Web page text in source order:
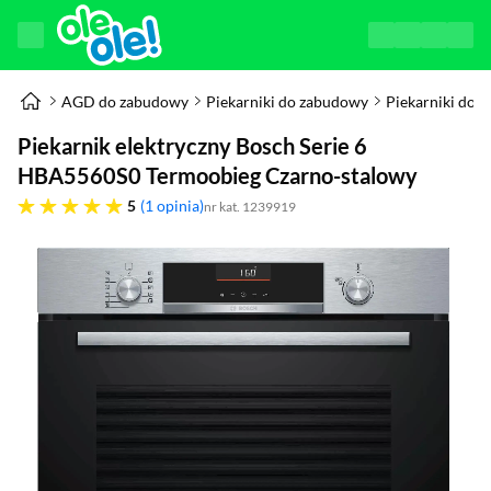
AGD do zabudowy Piekarniki do zabudowy Piekarniki do
Piekarnik elektryczny Bosch Serie 6
HBA5560S0 Termoobieg Czarno-stalowy
5
pięć gwiazdek 1 opinia nr kat. 1239919